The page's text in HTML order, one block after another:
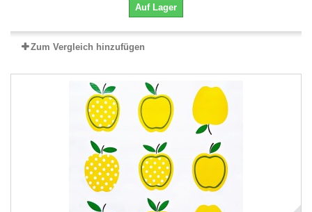
Auf Lager
Zum Vergleich hinzufügen